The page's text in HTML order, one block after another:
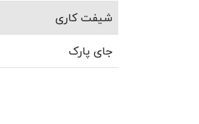
شیفت کاری
جای پارک